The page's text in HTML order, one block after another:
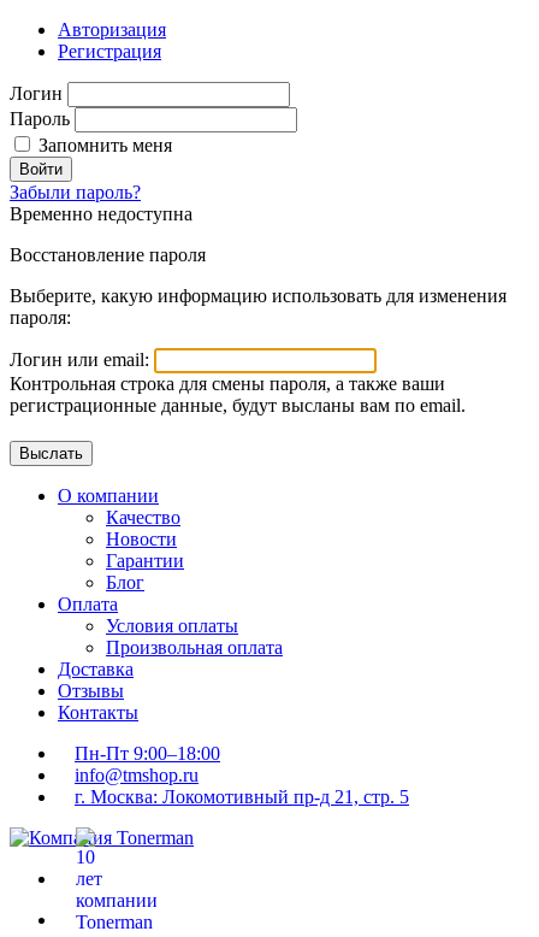
Авторизация
Регистрация
Логин
Пароль
Запомнить меня
Войти
Забыли пароль?
Временно недоступна
Восстановление пароля
Выберите, какую информацию использовать для изменения
пароля:
Логин или email:
Контрольная строка для смены пароля, а также ваши
регистрационные данные, будут высланы вам по email.
О компании
Качество
Новости
Гарантии
Блог
Оплата
Условия оплаты
Произвольная оплата
Доставка
Отзывы
Контакты
Пн-Пт 9:00–18:00
info@tmshop.ru
г. Москва: Локомотивный пр-д 21, стр. 5